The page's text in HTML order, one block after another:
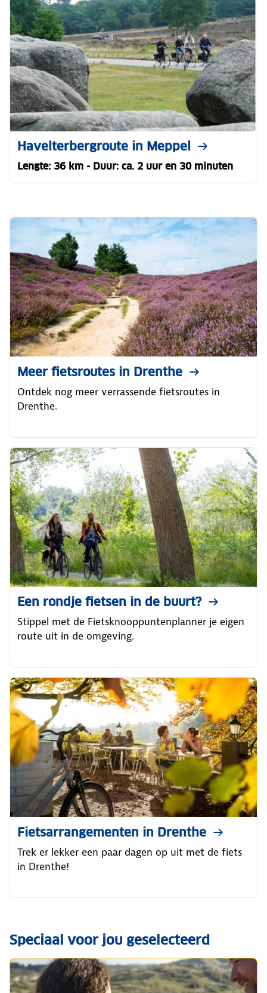
Havelterbergroute in Meppel
Lengte: 36 km - Duur: ca. 2 uur en 30 minuten
Meer fietsroutes in Drenthe
Ontdek nog meer verrassende fietsroutes in
Drenthe.
Een rondje fietsen in de buurt?
Stippel met de Fietsknooppuntenplanner je eigen
route uit in de omgeving.
Fietsarrangementen in Drenthe
Trek er lekker een paar dagen op uit met de fiets
in Drenthe!
Speciaal voor jou geselecteerd